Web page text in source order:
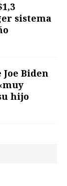
sistema
Biden
hijo